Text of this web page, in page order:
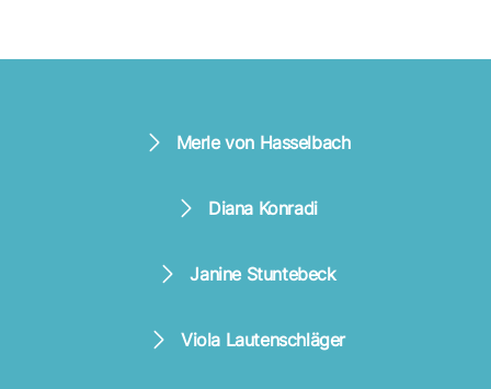
Merle von Hasselbach
Diana Konradi
Janine Stuntebeck
Viola Lautenschläger